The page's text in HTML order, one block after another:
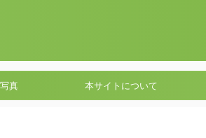
写真 本サイトについて